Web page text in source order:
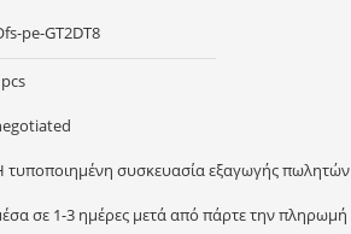
pe-GT2DT8
τυποποιημένη συσκευασία εξαγωγής πωλητών
σε 1-3 ημέρες μετά από πάρτε την πληρωμή